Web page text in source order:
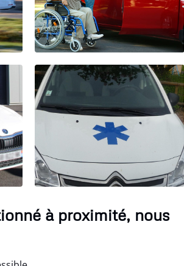
à proximité, nous